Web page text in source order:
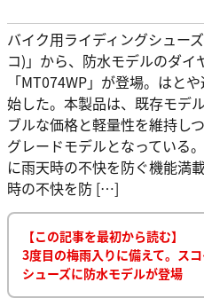
バイク用ライディングシュー
コ)」から、防水モデルのダイ
「MT074WP」が登場。はと
始した。本製品は、既存モデ
ブルな価格と軽量性を維持し
グレードモデルとなっている
に雨天時の不快を防ぐ機能満
時の不快を防 […]
【この記事を最初から読む】
3度目の梅雨入りに備えて。ス
シューズに防水モデルが登場